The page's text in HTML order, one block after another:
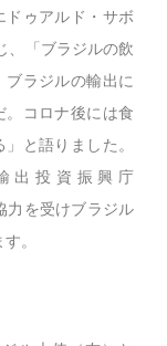
ドゥアルド・サボ
、「ブラジルの飲
ラジルの輸出に
。コロナ後には食
と語りました。
出投資振興庁
力を受けブラジル
。